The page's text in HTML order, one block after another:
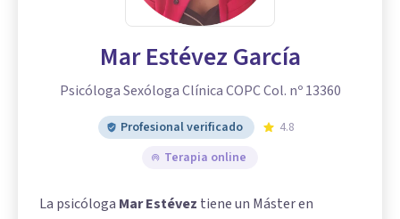
Mar Estévez García
Psicóloga Sexóloga Clínica COPC Col. nº 13360
Profesional verificado
4.8
Terapia online
La psicóloga Mar Estévez tiene un Máster en